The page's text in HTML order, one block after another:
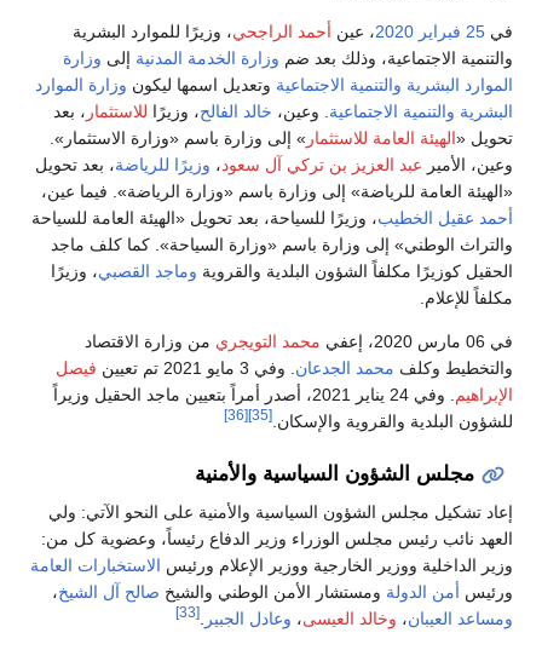
في 25 فبراير 2020، عين أحمد الراجحي، وزيرًا للموارد البشرية
والتنمية الاجتماعية، وذلك بعد ضم وزارة الخدمة المدنية إلى وزارة
الموارد البشرية والتنمية الاجتماعية وتعديل اسمها ليكون وزارة الموارد
البشرية والتنمية الاجتماعية. وعين، خالد الفالح، وزيرًا للاستثمار ، بعد
تحويل «الهيئة العامة للاستثمار » إلى وزارة باسم «وزارة الاستثمار».
وعين، الأمير عبد العزيز بن تركي آل سعود، وزيرًا للرياضة، بعد تحويل
«الهيئة العامة للرياضة» إلى وزارة باسم «وزارة الرياضة». فيما عين،
أحمد عقيل الخطيب، وزيرًا للسياحة، بعد تحويل «الهيئة العامة للسياحة
والتراث الوطني» إلى وزارة باسم «وزارة السياحة». كما كلف ماجد
الحقيل كوزيرًا مكلفاً الشؤون البلدية والقروية وماجد القصبي، وزيرًا
مكلفاً للإعلام.
في 06 مارس 2020، إعفي محمد التويجري من وزارة الاقتصاد
والتخطيط وكلف محمد الجدعان. وفي 3 مايو 2021 تم تعيين
فيصل
الإبراهيم
. وفي 24 يناير 2021، أصدر أمراً بتعيين ماجد الحقيل وزيراً
للشؤون البلدية والقروية والإسكان.[35]
[36]
مجلس الشؤون السياسية والأمنية
إعاد تشكيل مجلس الشؤون السياسية والأمنية على النحو الآتي: ولي
العهد نائب رئيس مجلس الوزراء وزير الدفاع رئيساً، وعضوية كل من:
وزير الداخلية ووزير الخارجية ووزير الإعلام ورئيس الاستخبارات العامة
ورئيس أمن الدولة ومستشار الأمن الوطني والشيخ صالح آل الشيخ،
ومساعد العيبان، وخالد العيسى، وعادل الجبير [33]